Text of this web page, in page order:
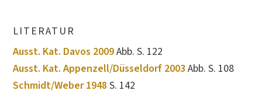
LITERATUR
Ausst. Kat. Davos 2009Abb. S. 122
Ausst. Kat. Appenzell/Düsseldorf 2003 Abb. S. 108
Schmidt/Weber 1948 S. 142